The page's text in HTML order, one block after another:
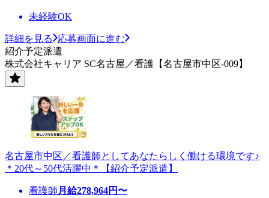
未経験OK
詳細を見る
応募画面に進む
紹介予定派遣
株式会社キャリア SC名古屋／看護【名古屋市中区-009】
名古屋市中区／看護師としてあなたらしく働ける環境です♪
＊20代～50代活躍中＊【紹介予定派遣】
看護師 月給278,964円〜